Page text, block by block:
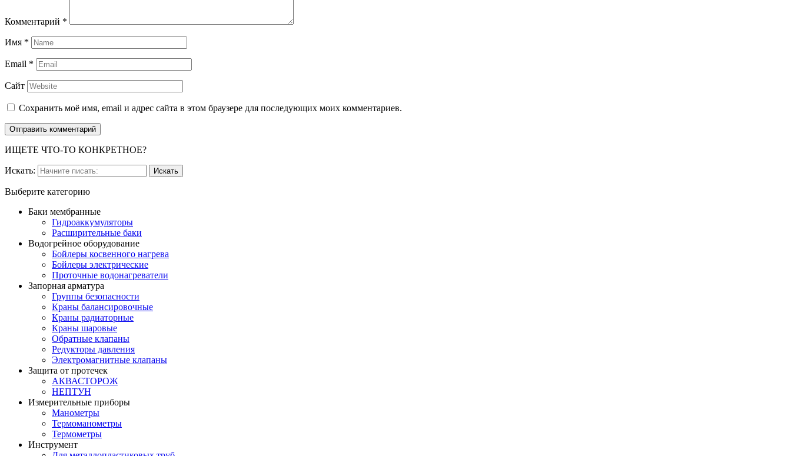
Комментарий *
Имя *
Email *
Сайт
Сохранить моё имя, email и адрес сайта в этом браузере для последующих моих комментариев.
ИЩЕТЕ ЧТО-ТО КОНКРЕТНОЕ?
Искать:
Выберите категорию
Баки мембранные
Гидроаккумуляторы
Расширительные баки
Водогрейное оборудование
Бойлеры косвенного нагрева
Бойлеры электрические
Проточные водонагреватели
Запорная арматура
Группы безопасности
Краны балансировочные
Краны радиаторные
Краны шаровые
Обратные клапаны
Редукторы давления
Электромагнитные клапаны
Защита от протечек
АКВАСТОРОЖ
НЕПТУН
Измерительные приборы
Манометры
Термоманометры
Термометры
Инструмент